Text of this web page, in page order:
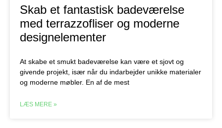
Skab et fantastisk badeværelse
med terrazzofliser og moderne
designelementer
At skabe et smukt badeværelse kan være et sjovt og
givende projekt, især når du indarbejder unikke materialer
og moderne møbler. En af de mest
LÆS MERE »